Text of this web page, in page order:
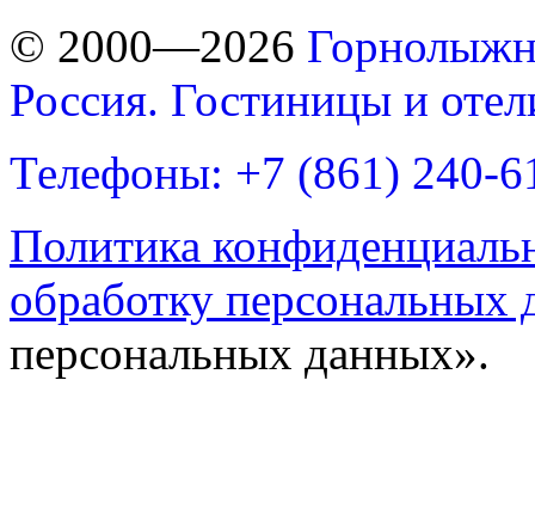
© 2000—2026
Россия. Гостиницы и
Телефоны: +7 (861) 240-
Политика
обработку персональных
персональных данных».